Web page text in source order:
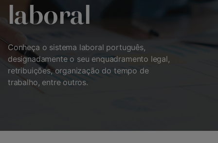
laboral
Conheça o sistema laboral português,
designadamente o seu enquadramento legal,
retribuições, organização do tempo de
trabalho, entre outros.